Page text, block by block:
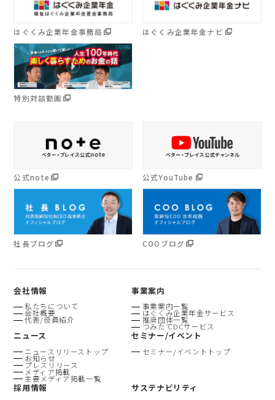
はぐくみ企業年金事務局 はぐくみ企業年金ナビ
特別対談動画
公式note 公式YouTube
社長ブログ COOブログ
会社情報
私たちについて
会社概要
代表/役員紹介
事業案内
事業案内一覧
はぐくみ企業年金サービス
推奨団体一覧
つみたてDCサービス
ニュース
ニュースリリーストップ
お知らせ
プレスリリース
メディア掲載
主要メディア掲載一覧
セミナー/イベント
セミナー/イベントトップ
採用情報 サステナビリティ